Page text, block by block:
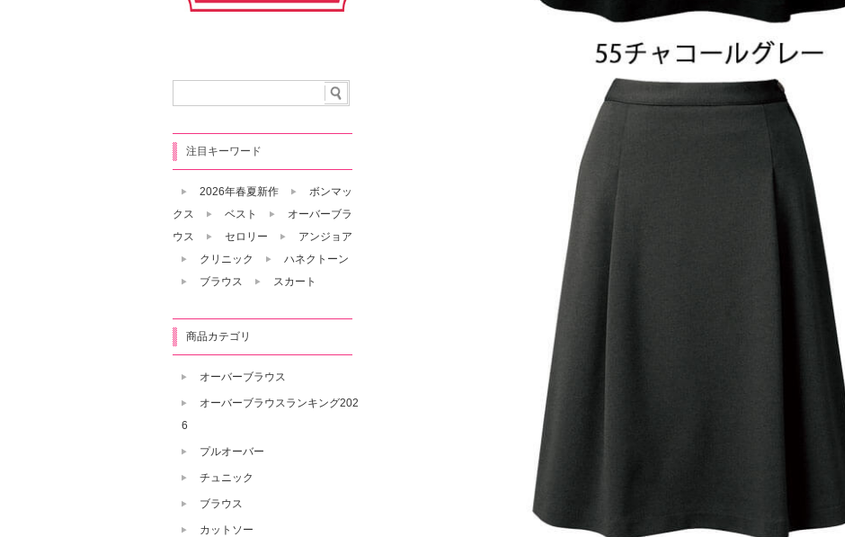
注目キーワード
2026年春夏新作
ボンマッ
クス
ベスト
オーバーブラ
ウス
セロリー
アンジョア
クリニック
ハネクトーン
ブラウス
スカート
商品カテゴリ
オーバーブラウス
オーバーブラウスランキング202
6
プルオーバー
チュニック
ブラウス
カットソー